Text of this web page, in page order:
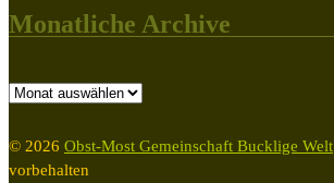
Monatliche Archive
Monatliche
© 2026 Obst-Most Gemeinschaft Bucklige Welt
vorbehalten